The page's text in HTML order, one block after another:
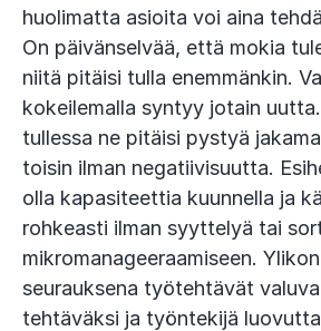
huolimatta asioita voi aina
On päivänselvää, että mokia
niitä pitäisi tulla enemmänkin.
kokeilemalla syntyy jotain
tullessa ne pitäisi pystyä
toisin ilman negatiivisuutta.
olla kapasiteettia kuunnella ja
rohkeasti ilman syyttelyä tai
mikromanageeraamiseen.
seurauksena työtehtävät
tehtäväksi ja työntekijä